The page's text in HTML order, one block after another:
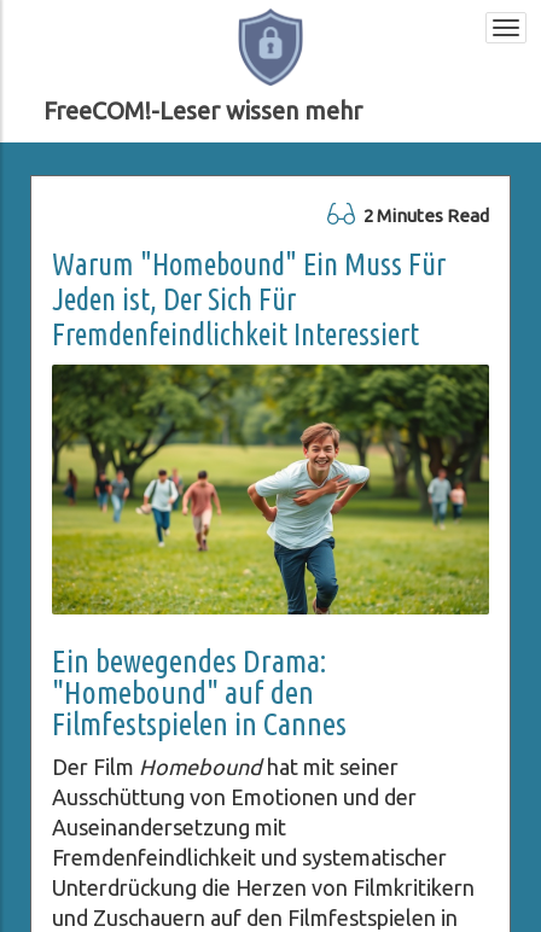
FreeCOM!-Leser wissen mehr
2 Minutes Read
Warum "Homebound" Ein Muss Für
Jeden ist, Der Sich Für
Fremdenfeindlichkeit Interessiert
Ein bewegendes Drama:
"Homebound" auf den
Filmfestspielen in Cannes
Der Film Homeboundhat mit seiner
Ausschüttung von Emotionen und der
Auseinandersetzung mit
Fremdenfeindlichkeit und systematischer
Unterdrückung die Herzen von Filmkritikern
und Zuschauern auf den Filmfestspielen in